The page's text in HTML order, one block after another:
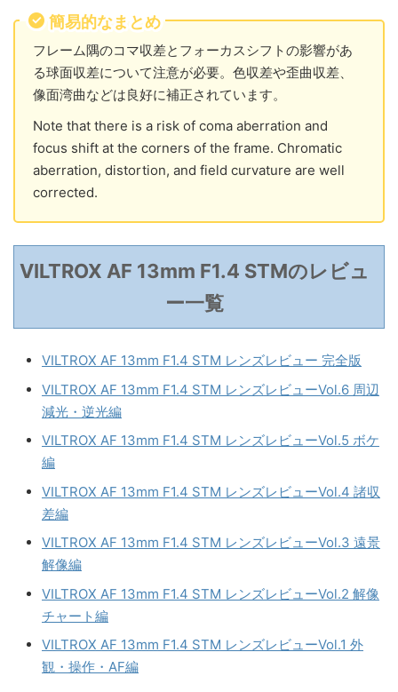
簡易的なまとめ
フレーム隅のコマ収差とフォーカスシフトの影響があ
る球面収差について注意が必要。色収差や歪曲収差、
像面湾曲などは良好に補正されています。
Note that there is a risk of coma aberration and
focus shift at the corners of the frame. Chromatic
aberration, distortion, and field curvature are well
corrected.
VILTROX AF 13mm F1.4 STMのレビュ
ー一覧
VILTROX AF 13mm F1.4 STM レンズレビュー 完全版
VILTROX AF 13mm F1.4 STM レンズレビューVol.6 周辺
減光・逆光編
VILTROX AF 13mm F1.4 STM レンズレビューVol.5 ボケ
編
VILTROX AF 13mm F1.4 STM レンズレビューVol.4 諸収
差編
VILTROX AF 13mm F1.4 STM レンズレビューVol.3 遠景
解像編
VILTROX AF 13mm F1.4 STM レンズレビューVol.2 解像
チャート編
VILTROX AF 13mm F1.4 STM レンズレビューVol.1 外
観・操作・AF編